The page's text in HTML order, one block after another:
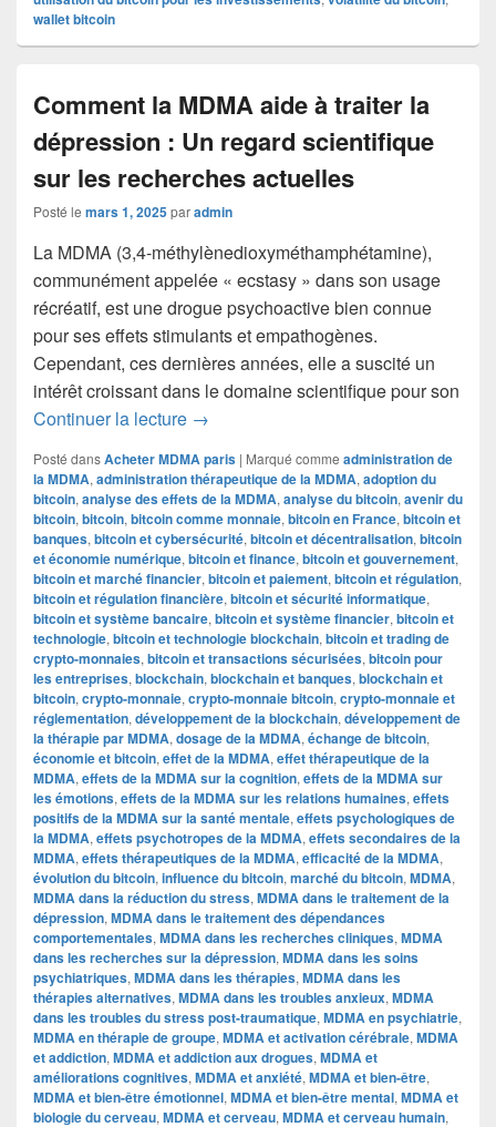
wallet bitcoin
Comment la MDMA aide à traiter la
dépression : Un regard scientifique
sur les recherches actuelles
Posté le mars 1, 2025paradmin
La MDMA (3,4-méthylènedioxyméthamphétamine),
communément appelée « ecstasy » dans son usage
récréatif, est une drogue psychoactive bien connue
pour ses effets stimulants et empathogènes.
Cependant, ces dernières années, elle a suscité un
intérêt croissant dans le domaine scientifique pour son
Continuer la lecture Comment la MDMA aide à traiter la
→
Posté dansAcheter MDMA paris | Marqué comme administration de
la MDMA, administration thérapeutique de la MDMA, adoption du
bitcoin, analyse des effets de la MDMA, analyse du bitcoin, avenir du
bitcoin, bitcoin, bitcoin comme monnaie, bitcoin en France, bitcoin et
banques, bitcoin et cybersécurité, bitcoin et décentralisation, bitcoin
et économie numérique, bitcoin et finance, bitcoin et gouvernement,
bitcoin et marché financier, bitcoin et paiement, bitcoin et régulation,
bitcoin et régulation financière, bitcoin et sécurité informatique,
bitcoin et système bancaire, bitcoin et système financier, bitcoin et
technologie, bitcoin et technologie blockchain, bitcoin et trading de
crypto-monnaies, bitcoin et transactions sécurisées, bitcoin pour
les entreprises, blockchain, blockchain et banques, blockchain et
bitcoin, crypto-monnaie, crypto-monnaie bitcoin, crypto-monnaie et
réglementation, développement de la blockchain, développement de
la thérapie par MDMA, dosage de la MDMA, échange de bitcoin,
économie et bitcoin, effet de la MDMA, effet thérapeutique de la
MDMA, effets de la MDMA sur la cognition, effets de la MDMA sur
les émotions, effets de la MDMA sur les relations humaines, effets
positifs de la MDMA sur la santé mentale, effets psychologiques de
la MDMA, effets psychotropes de la MDMA, effets secondaires de la
MDMA, effets thérapeutiques de la MDMA, efficacité de la MDMA,
évolution du bitcoin, influence du bitcoin, marché du bitcoin, MDMA,
MDMA dans la réduction du stress, MDMA dans le traitement de la
dépression, MDMA dans le traitement des dépendances
comportementales, MDMA dans les recherches cliniques, MDMA
dans les recherches sur la dépression, MDMA dans les soins
psychiatriques, MDMA dans les thérapies, MDMA dans les
thérapies alternatives, MDMA dans les troubles anxieux, MDMA
dans les troubles du stress post-traumatique, MDMA en psychiatrie,
MDMA en thérapie de groupe, MDMA et activation cérébrale, MDMA
et addiction, MDMA et addiction aux drogues, MDMA et
améliorations cognitives, MDMA et anxiété, MDMA et bien-être,
MDMA et bien-être émotionnel, MDMA et bien-être mental, MDMA et
biologie du cerveau, MDMA et cerveau, MDMA et cerveau humain,